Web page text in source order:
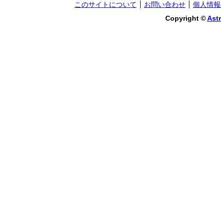
このサイトについて お問い合わせ
個人情
Copyright ©